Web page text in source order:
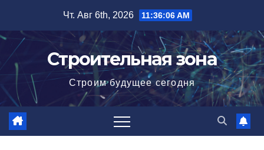
содержимому
Чт. Авг 6th, 2026 11:36:08 AM
Строительная зона
Строим будущее сегодня